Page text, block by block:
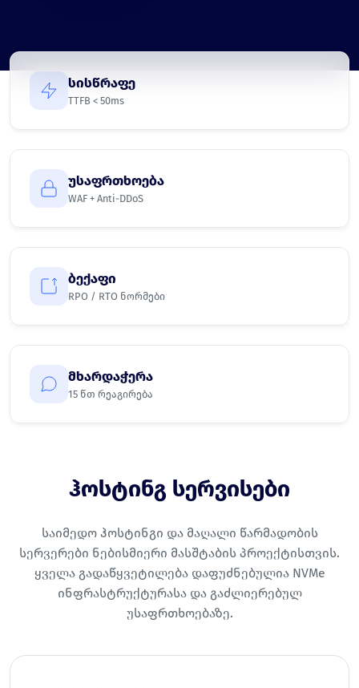
სისწრაფე
TTFB < 50ms
უსაფრთხოება
WAF + Anti-DDoS
ბექაფი
RPO / RTO ნორმები
მხარდაჭერა
15 წთ რეაგირება
ჰოსტინგ სერვისები
საიმედო ჰოსტინგი და მაღალი წარმადობის
სერვერები ნებისმიერი მასშტაბის პროექტისთვის.
ყველა გადაწყვეტილება დაფუძნებულია NVMe
ინფრასტრუქტურასა და გაძლიერებულ
უსაფრთხოებაზე.